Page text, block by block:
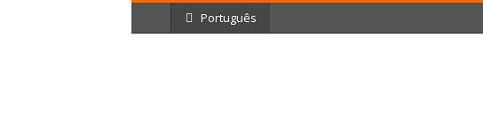
Português